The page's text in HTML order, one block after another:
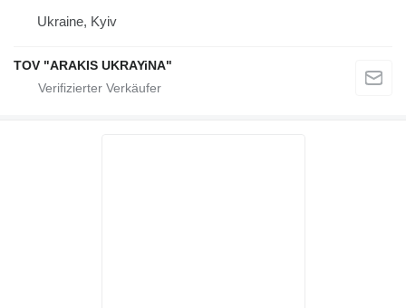
Ukraine, Kyiv
TOV "ARAKIS UKRAYiNA"